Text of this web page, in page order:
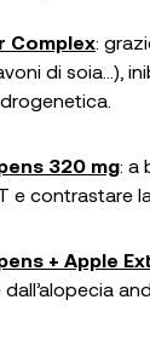
Complex:
di soia…),
320 mg: a
e contrastare
+ Apple